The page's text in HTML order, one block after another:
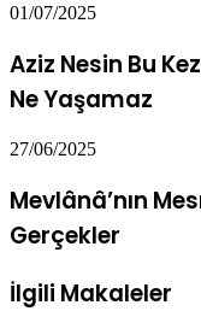
01/07/2025
Aziz Nesin Bu
Ne Yaşamaz
27/06/2025
Mevlânâ’nın
Gerçekler
İlgili Makaleler